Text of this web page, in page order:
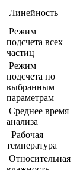
Линейность
Режим
подсчета всех
частиц
Режим
подсчета по
выбранным
параметрам
Среднее время
анализа
Рабочая
температура
Относительная